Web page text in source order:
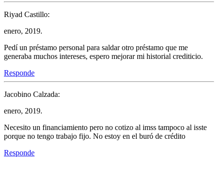
Riyad Castillo:
enero, 2019.
Pedí un préstamo personal para saldar otro préstamo que me
generaba muchos intereses, espero mejorar mi historial crediticio.
Responde
Jacobino Calzada:
enero, 2019.
Necesito un financiamiento pero no cotizo al imss tampoco al isste
porque no tengo trabajo fijo. No estoy en el buró de crédito
Responde